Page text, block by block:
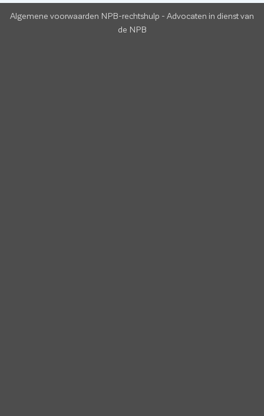
Algemene voorwaarden NPB-rechtshulp - Advocaten in dienst van
de NPB